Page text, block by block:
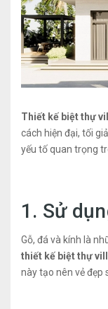
Thiết kế biệt thự
cách hiện đại, tối
yếu tố quan trọng
1. Sử
Gỗ, đá và kính là
thiết kế biệt thự
này tạo nên vẻ đẹp